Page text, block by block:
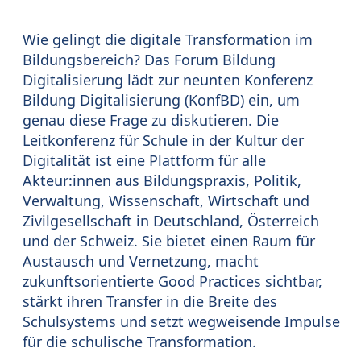
Wie gelingt die digitale Transformation im
Bildungsbereich? Das Forum Bildung
Digitalisierung lädt zur neunten Konferenz
Bildung Digitalisierung (KonfBD) ein, um
genau diese Frage zu diskutieren. Die
Leitkonferenz für Schule in der Kultur der
Digitalität ist eine Plattform für alle
Akteur:innen aus Bildungspraxis, Politik,
Verwaltung, Wissenschaft, Wirtschaft und
Zivilgesellschaft in Deutschland, Österreich
und der Schweiz. Sie bietet einen Raum für
Austausch und Vernetzung, macht
zukunftsorientierte Good Practices sichtbar,
stärkt ihren Transfer in die Breite des
Schulsystems und setzt wegweisende Impulse
für die schulische Transformation.